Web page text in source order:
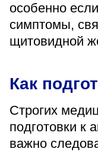
особенно
симптомы,
щитовидной
Как
Строгих
подготовки к
важно